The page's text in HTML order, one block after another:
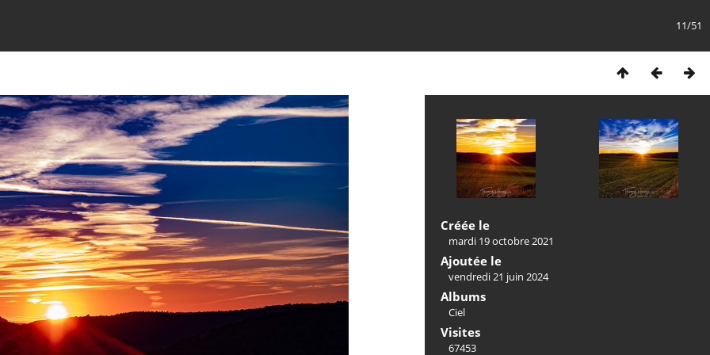
11/51
Créée le
mardi 19 octobre 2021
Ajoutée le
vendredi 21 juin 2024
Albums
Ciel
Visites
67453